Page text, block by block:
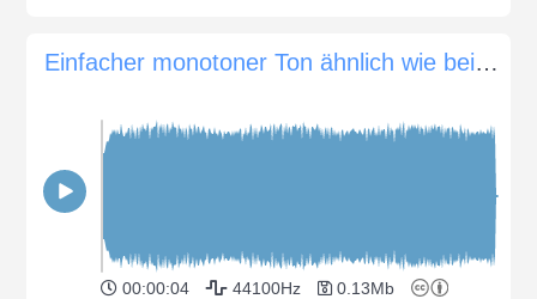
Einfacher monotoner Ton ähnlich wie bei "Classic TV".
00:00:04 44100Hz 0.13Mb